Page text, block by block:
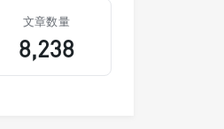
文章数量
8,238